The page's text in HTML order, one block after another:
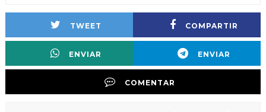
TWEET COMPARTIR
ENVIAR ENVIAR
COMENTAR